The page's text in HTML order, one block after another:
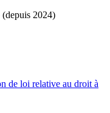
(depuis 2024)
de loi relative au droit à